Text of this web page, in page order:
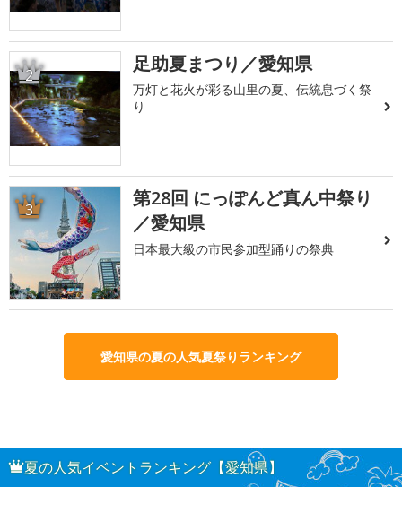
2 足助夏まつり／愛知県
万灯と花火が彩る山里の夏、伝統息づく祭
り
3
第28回 にっぽんど真ん中祭り
／愛知県
日本最大級の市民参加型踊りの祭典
愛知県の夏の人気夏祭りランキング
夏の人気イベントランキング【愛知県】